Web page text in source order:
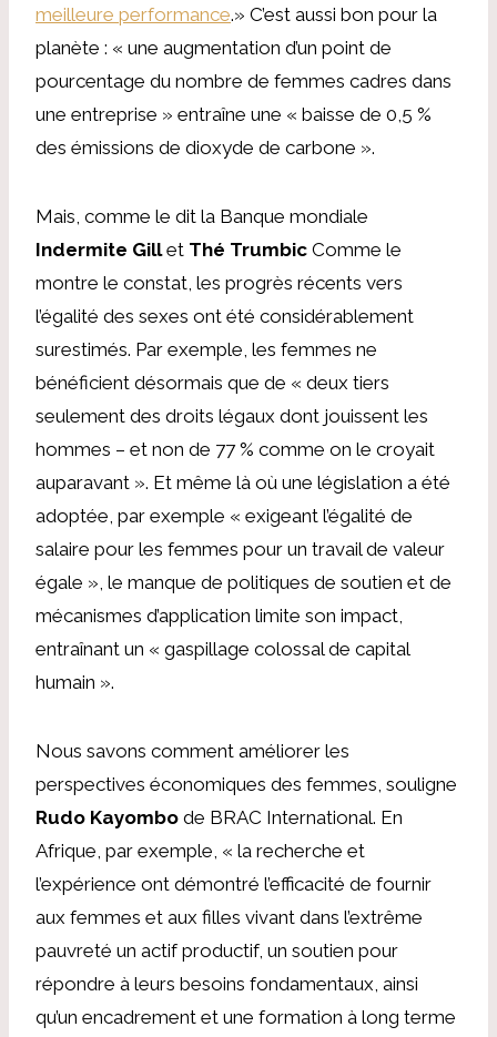
meilleure performance.» C’est aussi bon pour la
planète : « une augmentation d’un point de
pourcentage du nombre de femmes cadres dans
une entreprise » entraîne une « baisse de 0,5 %
des émissions de dioxyde de carbone ».
Mais, comme le dit la Banque mondiale
Indermite Gillet Thé Trumbic Comme le
montre le constat, les progrès récents vers
l’égalité des sexes ont été considérablement
surestimés. Par exemple, les femmes ne
bénéficient désormais que de « deux tiers
seulement des droits légaux dont jouissent les
hommes – et non de 77 % comme on le croyait
auparavant ». Et même là où une législation a été
adoptée, par exemple « exigeant l’égalité de
salaire pour les femmes pour un travail de valeur
égale », le manque de politiques de soutien et de
mécanismes d’application limite son impact,
entraînant un « gaspillage colossal de capital
humain ».
Nous savons comment améliorer les
perspectives économiques des femmes, souligne
Rudo Kayombo de BRAC International. En
Afrique, par exemple, « la recherche et
l’expérience ont démontré l’efficacité de fournir
aux femmes et aux filles vivant dans l’extrême
pauvreté un actif productif, un soutien pour
répondre à leurs besoins fondamentaux, ainsi
qu’un encadrement et une formation à long terme